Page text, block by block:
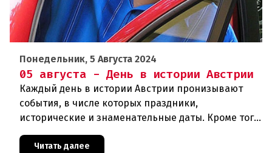
Понедельник, 5 Августа 2024
05 августа - День в истории Австрии
Каждый день в истории Австрии пронизывают
события, в числе которых праздники,
исторические и знаменательные даты. Кроме того
дни рождения различных деятелей страны, а
также дни их смерти. Что же произ
Читать далее